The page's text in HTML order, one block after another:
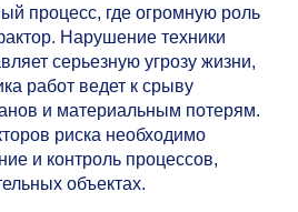
процесс, где огромную роль
Нарушение техники
серьезную угрозу жизни,
работ ведет к срыву
и материальным потерям.
риска необходимо
и контроль процессов,
объектах.